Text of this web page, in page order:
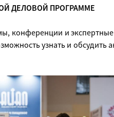
ДЕЛОВОЙ ПРОГРАММЕ
конференции и экспертные
узнать и